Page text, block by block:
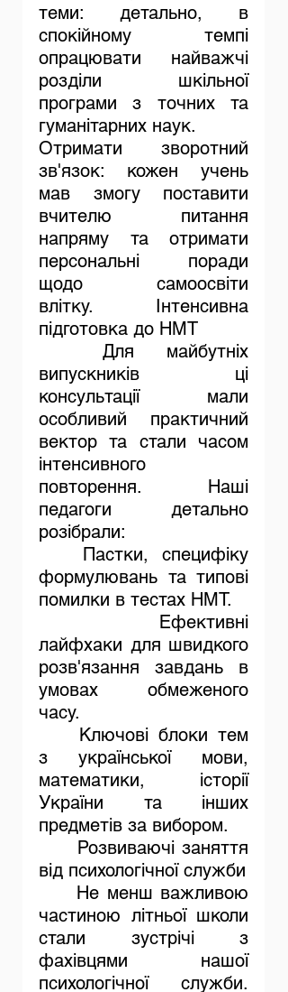
теми: детально, в
спокійному темпі
опрацювати найважчі
розділи шкільної
програми з точних та
гуманітарних наук.
Отримати зворотний
зв'язок: кожен учень
мав змогу поставити
вчителю питання
напряму та отримати
персональні поради
щодо самоосвіти
влітку. Інтенсивна
підготовка до НМТ
випускників ці
консультації мали
особливий практичний
вектор та стали часом
інтенсивного
повторення. Наші
педагоги детально
розібрали:
формулювань та типові
помилки в тестах НМТ.
лайфхаки для швидкого
розв'язання завдань в
умовах обмеженого
часу.
з української мови,
математики, історії
України та інших
предметів за вибором.
від психологічної служби
частиною літньої школи
стали зустрічі з
фахівцями нашої
психологічної служби.